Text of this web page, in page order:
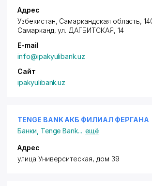
Адрес
Узбекистан, Самаркандская область,
Самарканд,ул. ДАГБИТСКАЯ, 14
E-mail
info@ipakyulibank.uz
Сайт
ipakyulibank.uz
TENGE BANK АКБ ФИЛИАЛ ФЕРГАНА
Банки Tenge Bank... ещё
Адрес
улица Университеская, дом 39